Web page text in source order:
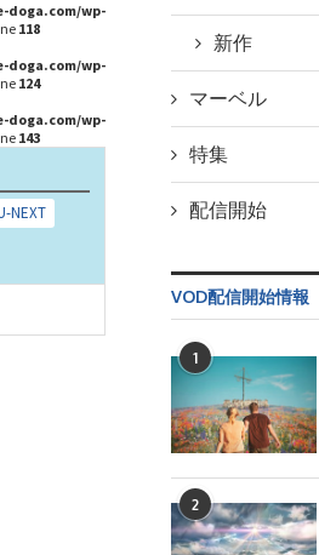
doga.com/wp-
118
doga.com/wp-
124
doga.com/wp-
143
新作
マーベル
特集
配信開始
VOD配信開始情報
1
2